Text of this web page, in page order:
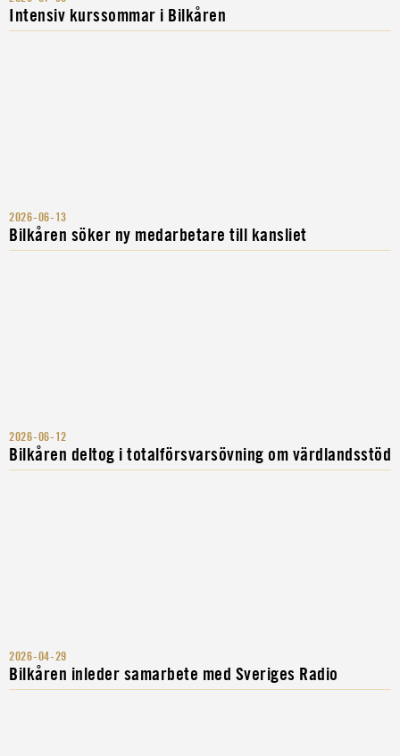
Intensiv kurssommar i Bilkåren
2026-06-13
Bilkåren söker ny medarbetare till kansliet
2026-06-12
Bilkåren deltog i totalförsvarsövning om värdlandsstöd
2026-04-29
Bilkåren inleder samarbete med Sveriges Radio